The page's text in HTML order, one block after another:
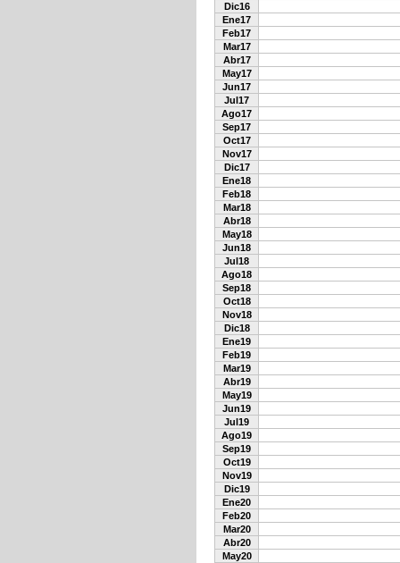
Dic16
Ene17
Feb17
Mar17
Abr17
May17
Jun17
Jul17
Ago17
Sep17
Oct17
Nov17
Dic17
Ene18
Feb18
Mar18
Abr18
May18
Jun18
Jul18
Ago18
Sep18
Oct18
Nov18
Dic18
Ene19
Feb19
Mar19
Abr19
May19
Jun19
Jul19
Ago19
Sep19
Oct19
Nov19
Dic19
Ene20
Feb20
Mar20
Abr20
May20